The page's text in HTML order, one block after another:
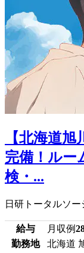
【北海道
完備！ルー
検・...
日研トータルソ
給与 月収例
勤務地
北海道